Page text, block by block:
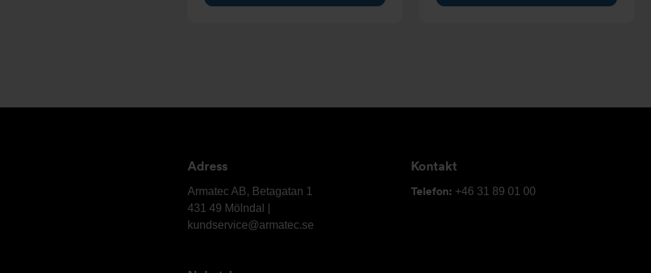
Adress
Armatec
Armatec AB, Betagatan 1
431 49 Mölndal |
kundservice@armatec.se
Kontakt
Telefon: +46 31 89 01 00